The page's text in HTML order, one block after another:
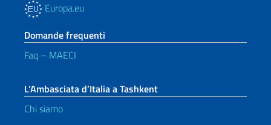
Europa.eu
Domande frequenti
Faq – MAECI
L’Ambasciata d’Italia a Tashkent
Chi siamo